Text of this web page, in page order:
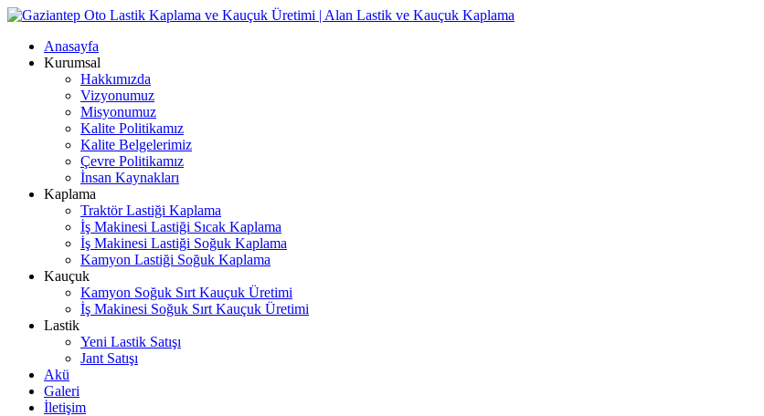
Anasayfa
Kurumsal
Hakkımızda
Vizyonumuz
Misyonumuz
Kalite Politikamız
Kalite Belgelerimiz
Çevre Politikamız
İnsan Kaynakları
Kaplama
Traktör Lastiği Kaplama
İş Makinesi Lastiği Sıcak Kaplama
İş Makinesi Lastiği Soğuk Kaplama
Kamyon Lastiği Soğuk Kaplama
Kauçuk
Kamyon Soğuk Sırt Kauçuk Üretimi
İş Makinesi Soğuk Sırt Kauçuk Üretimi
Lastik
Yeni Lastik Satışı
Jant Satışı
Akü
Galeri
İletişim